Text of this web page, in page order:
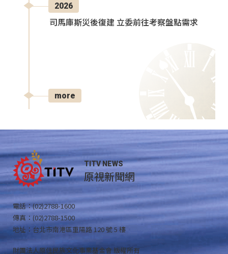
2026
司馬庫斯災後復建 立委前往考察盤點需求
more
TITV NEWS
原視新聞網
電話：(02)2788-1600
傳真：(02)2788-1500
地址：台北市南港區重陽路 120 號 5 樓
財團法人原住民族文化事業基金會 版權所有